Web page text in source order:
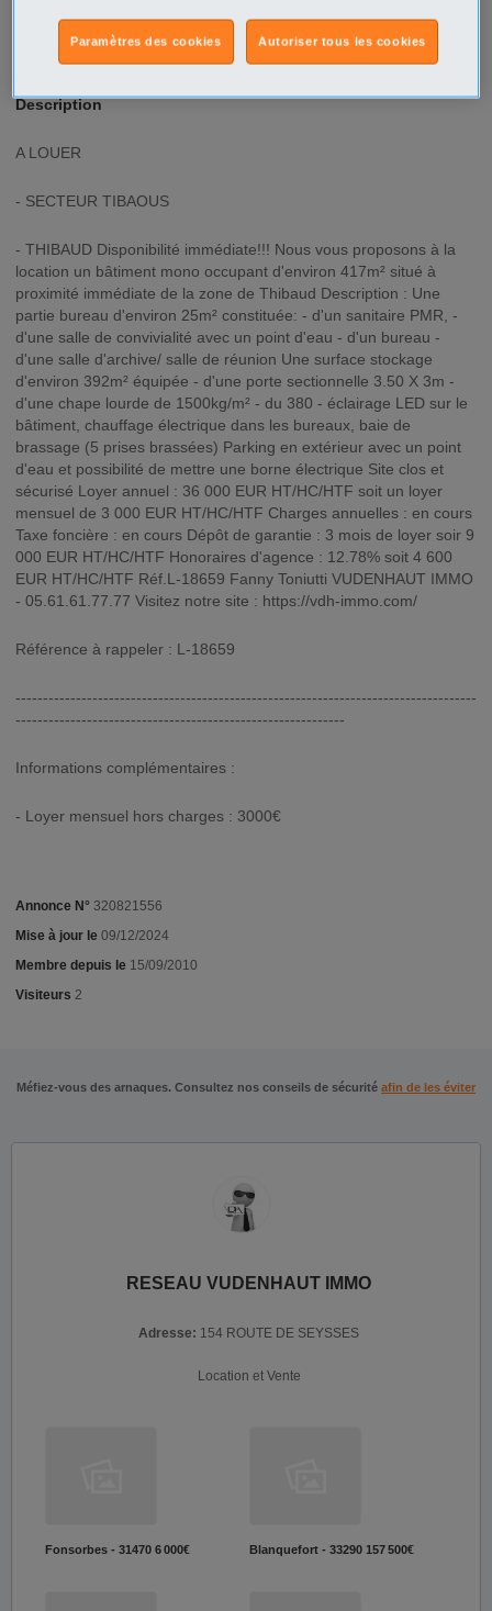
énergétique
Description
A LOUER
- SECTEUR TIBAOUS
- THIBAUD Disponibilité immédiate!!! Nous vous proposons à la
location un bâtiment mono occupant d'environ 417m² situé à
proximité immédiate de la zone de Thibaud Description : Une
partie bureau d'environ 25m² constituée: - d'un sanitaire PMR, -
d'une salle de convivialité avec un point d'eau - d'un bureau -
d'une salle d'archive/ salle de réunion Une surface stockage
d'environ 392m² équipée - d'une porte sectionnelle 3.50 X 3m -
d'une chape lourde de 1500kg/m² - du 380 - éclairage LED sur le
bâtiment, chauffage électrique dans les bureaux, baie de
brassage (5 prises brassées) Parking en extérieur avec un point
d'eau et possibilité de mettre une borne électrique Site clos et
sécurisé Loyer annuel : 36 000 EUR HT/HC/HTF soit un loyer
mensuel de 3 000 EUR HT/HC/HTF Charges annuelles : en cours
Taxe foncière : en cours Dépôt de garantie : 3 mois de loyer soir 9
000 EUR HT/HC/HTF Honoraires d'agence : 12.78% soit 4 600
EUR HT/HC/HTF Réf.L-18659 Fanny Toniutti VUDENHAUT IMMO
- 05.61.61.77.77 Visitez notre site : https://vdh-immo.com/
Référence à rappeler : L-18659
------------------------------------------------------------------------------------
------------------------------------------------------------
Informations complémentaires :
- Loyer mensuel hors charges : 3000€
Annonce N° 320821556
Mise à jour le 09/12/2024
Membre depuis le 15/09/2010
Visiteurs 2
Méfiez-vous des arnaques. Consultez nos conseils de sécurité afin de les éviter
RESEAU VUDENHAUT IMMO
Adresse: 154 ROUTE DE SEYSSES
Location et Vente
Fonsorbes - 31470 6 000€ Blanquefort - 33290 157 500€
Autoriser tous les cookies
Paramètres des cookies